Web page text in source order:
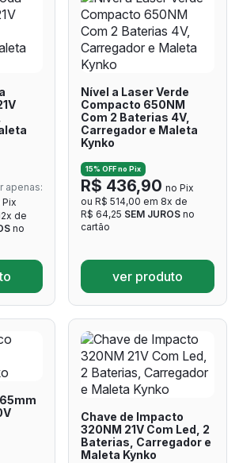
apenas:
Pix
de
no
Nível a Laser Verde
Compacto 650NM
Com 2 Baterias 4V,
Carregador e Maleta
Kynko
15% OFF no Pix
R$ 436,90 no Pix
ou R$ 514,00 em 8x de
R$ 64,25 SEM JUROS no
cartão
ver produto
Chave de Impacto
320NM 21V Com Led, 2
Baterias, Carregador e
Maleta Kynko